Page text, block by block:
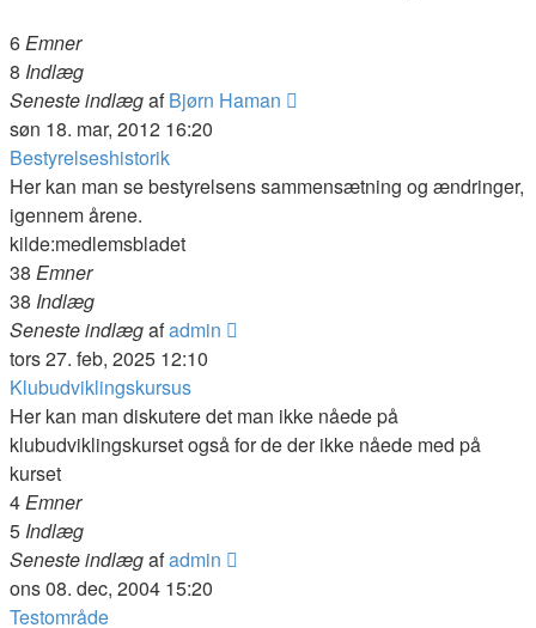
6Emner
8 Indlæg
Seneste indlægafBjørn Haman
indlæg
søn 18. mar, 2012 16:20
Bestyrelseshistorik
Her kan man se bestyrelsens sammensætning og ændringer,
igennem årene.
kilde:medlemsbladet
38 Emner
38 Indlæg
Seneste indlægafadmin
indlæg
tors 27. feb, 2025 12:10
Klubudviklingskursus
Her kan man diskutere det man ikke nåede på
klubudviklingskurset også for de der ikke nåede med på
kurset
4Emner
5 Indlæg
Seneste indlægafadmin
ons 08. dec, 2004 15:20
Testområde